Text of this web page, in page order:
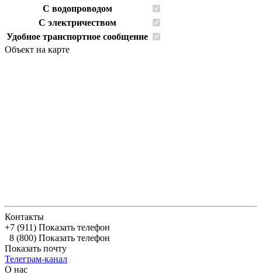
C водопроводом
С электричеством
Удобное транспортное сообщение
Объект на карте
Контакты
+7 (911) Показать телефон
8 (800) Показать телефон
Показать почту
Телеграм-канал
О нас